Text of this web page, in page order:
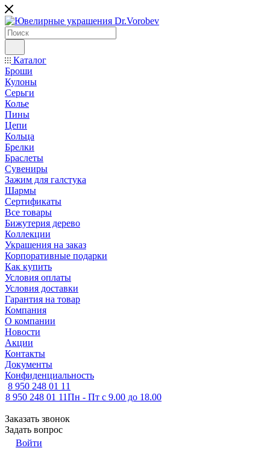
Каталог
Броши
Кулоны
Серьги
Колье
Пины
Цепи
Кольца
Брелки
Браслеты
Сувениры
Зажим для галстука
Шармы
Сертификаты
Все товары
Бижутерия дерево
Коллекции
Украшения на заказ
Корпоративные подарки
Как купить
Условия оплаты
Условия доставки
Гарантия на товар
Компания
О компании
Новости
Акции
Контакты
Документы
Конфиденциальность
8 950 248 01 11
8 950 248 01 11Пн - Пт с 9.00 до 18.00
Заказать звонок
Задать вопрос
Войти